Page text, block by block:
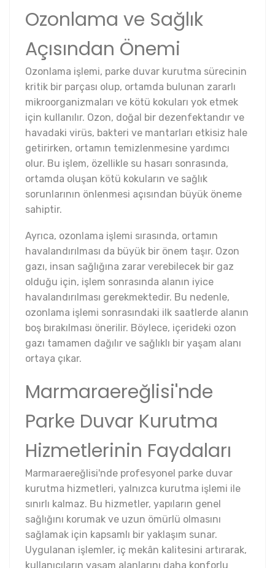
Ozonlama ve Sağlık
Açısından Önemi
Ozonlama işlemi, parke duvar kurutma sürecinin
kritik bir parçası olup, ortamda bulunan zararlı
mikroorganizmaları ve kötü kokuları yok etmek
için kullanılır. Ozon, doğal bir dezenfektandır ve
havadaki virüs, bakteri ve mantarları etkisiz hale
getirirken, ortamın temizlenmesine yardımcı
olur. Bu işlem, özellikle su hasarı sonrasında,
ortamda oluşan kötü kokuların ve sağlık
sorunlarının önlenmesi açısından büyük öneme
sahiptir.
Ayrıca, ozonlama işlemi sırasında, ortamın
havalandırılması da büyük bir önem taşır. Ozon
gazı, insan sağlığına zarar verebilecek bir gaz
olduğu için, işlem sonrasında alanın iyice
havalandırılması gerekmektedir. Bu nedenle,
ozonlama işlemi sonrasındaki ilk saatlerde alanın
boş bırakılması önerilir. Böylece, içerideki ozon
gazı tamamen dağılır ve sağlıklı bir yaşam alanı
ortaya çıkar.
Marmaraereğlisi'nde
Parke Duvar Kurutma
Hizmetlerinin Faydaları
Marmaraereğlisi'nde profesyonel parke duvar
kurutma hizmetleri, yalnızca kurutma işlemi ile
sınırlı kalmaz. Bu hizmetler, yapıların genel
sağlığını korumak ve uzun ömürlü olmasını
sağlamak için kapsamlı bir yaklaşım sunar.
Uygulanan işlemler, iç mekân kalitesini artırarak,
kullanıcıların yaşam alanlarını daha konforlu